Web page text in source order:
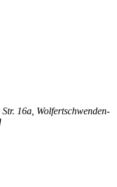
16a, Wolfertschwenden-